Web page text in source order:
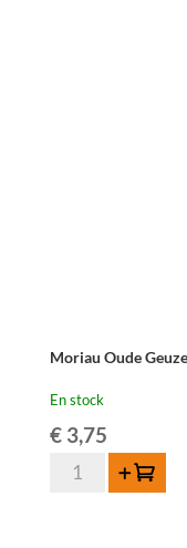
Moriau Oude
En stock
€3,75
quantité
Ajouter au